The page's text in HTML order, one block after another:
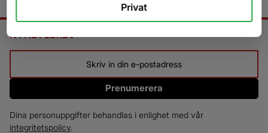
NYHETSBREV
Prenumerera
Dina personuppgifter behandlas i enlighet med vår
integritetspolicy.
Privat